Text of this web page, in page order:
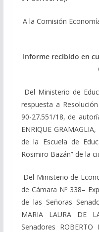
A la Comisión
Informe recibido en
Del Ministerio de
respuesta a
90-27.551/18, de
ENRIQUE
de la Escuela de
Rosmiro Bazán” de la
Del Ministerio de
de Cámara Nº 338–
de las Señoras
MARIA LAURA DE
Senadores ROBERTO